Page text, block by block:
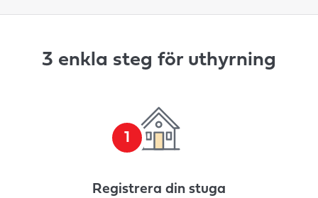
3 enkla steg för uthyrning
1
Registrera din stuga